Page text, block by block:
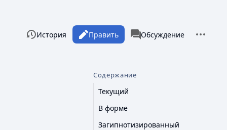
Просмотры
Читать Править
История associated-pages
Статья
Обсуждение
Содержание
Текущий
В форме
Загипнотизированный